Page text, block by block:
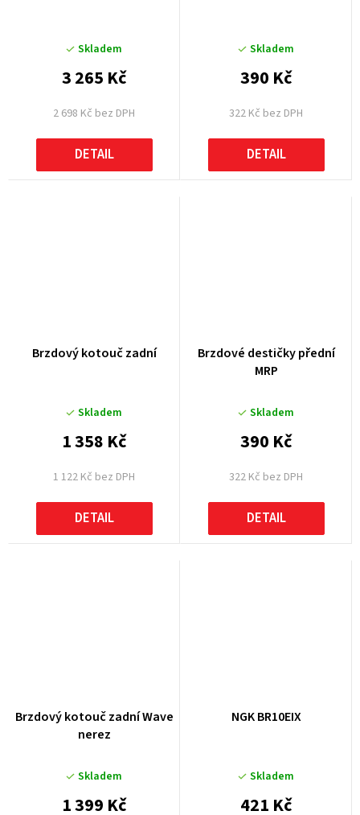
Skladem
2 698 Kč bez DPH
3 265 Kč
DETAIL
Skladem
322 Kč bez DPH
390 Kč
DETAIL
Brzdový kotouč zadní
Skladem
1 122 Kč bez DPH
1 358 Kč
DETAIL
Brzdové destičky přední
MRP
Skladem
322 Kč bez DPH
390 Kč
DETAIL
Brzdový kotouč zadní Wave
nerez
Skladem
1 399 Kč
NGK BR10EIX
Skladem
421 Kč